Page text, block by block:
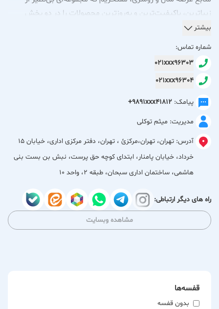
زیباترین، باکیفیت‌ترین و به‌روزترین محصولات را در دو بخش
فروش عمده برای همکاران و فروشگاه‌ها و فروش تکی برای
در مدلینا، ما تنوع، کیفیت و زیبایی را در هم آمیخته‌ایم تا شما
بتوانید با اطمینان خاطر، انتخابی ایده‌آل داشته باشید.
محصولات ما شامل:
روسری:
جنس‌های متنوع: حریر، ابریشم، ساتن، نخی، کشمیر، ویسکوز و …
طرح‌های به‌روز: کلاسیک، مدرن، فانتزی، مجلسی، اسپرت و
طرح‌های گرافیکی منحصربه‌فرد.
رنگ‌بندی کامل: از رنگ‌های خنثی و ملیح گرفته تا رنگ‌های شاد و
شال:
بیشتر
شماره تماس:
021xxx96303
021xxx96304
پیامک: +9891xxx41812
مدیریت: میثم توکلی
آدرس:
تهران، تهران،مركزئ ، تهران، دفتر مرکزی اداری، خیابان 15
خرداد، خیابان پامنار، ابتداى کوچه حق پرست، نبش بن بست بنی
هاشمی، ساختمان ادارى سبحان، طبقه 2، واحد 10
راه های دیگر ارتباطی:
مشاهده وبسایت
قفسه‌ها
بدون قفسه